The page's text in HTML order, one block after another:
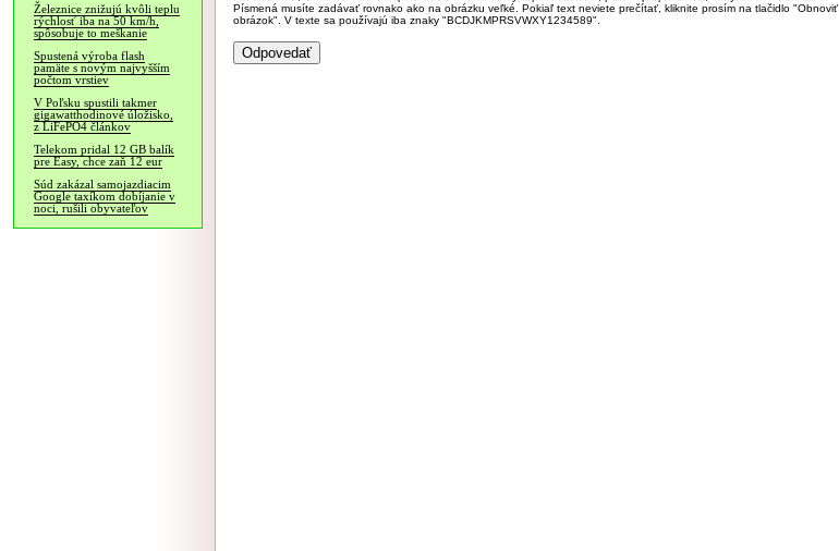
Železnice znižujú kvôli teplu
rýchlosť iba na 50 km/h,
spôsobuje to meškanie
Spustená výroba flash
pamäte s novým najvyšším
počtom vrstiev
V Poľsku spustili takmer
gigawatthodinové úložisko,
z LiFePO4 článkov
Telekom pridal 12 GB balík
pre Easy, chce zaň 12 eur
Súd zakázal samojazdiacim
Google taxíkom dobíjanie v
noci, rušili obyvateľov
Písmená musíte zadávať rovnako ako na obrázku veľké. Pokiaľ text neviete prečítať, kliknite prosím na tlačidlo "Obnoviť
obrázok". V texte sa používajú iba znaky "BCDJKMPRSVWXY1234589".